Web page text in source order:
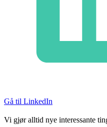
Gå til LinkedIn
Vi gjør alltid nye interessante